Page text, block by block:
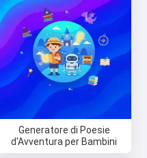
Generatore di Poesie
d'Avventura per Bambini
👋